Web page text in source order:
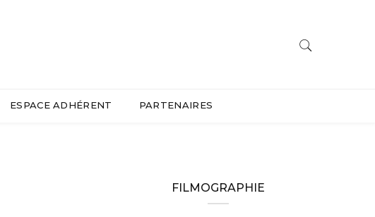
ESPACE ADHÉRENT PARTENAIRES
FILMOGRAPHIE